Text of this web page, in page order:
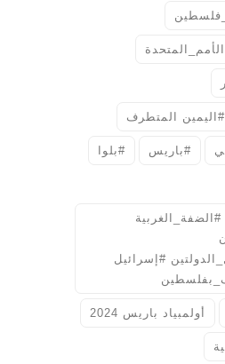
#اليمين المتطرف
#باريس #بلوا
#إسرائيل
أولمبياد باريس 2024